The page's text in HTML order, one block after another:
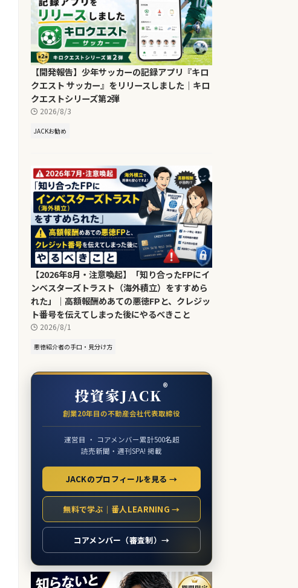
【開発報告】少年サッカーの記録アプリ『キロ
クエスト サッカー』をリリースしました｜キロ
クエストシリーズ第2弾
2026/8/3
JACKお勧め
【2026年8月・注意喚起】「知り合ったFPにイ
ンベスターズトラスト（海外積立）をすすめら
れた」｜高額報酬めあての悪徳FPと、クレジッ
ト番号を伝えてしまった後にやるべきこと
2026/8/1
悪徳紹介者の手口・見分け方
投資家JACK®
創業20年目の不動産会社代表取締役
運営目 ・ コアメンバー累計500名超
読売新聞・週刊SPA! 掲載
JACKのプロフィールを見る →
無料で学ぶ｜番人LEARNING →
コアメンバー（審査制）→